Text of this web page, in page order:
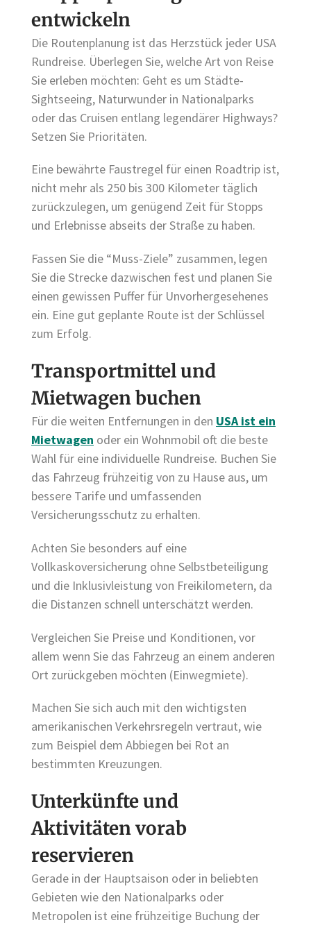
entwickeln
Die Routenplanung ist das Herzstück jeder USA
Rundreise. Überlegen Sie, welche Art von Reise
Sie erleben möchten: Geht es um Städte-
Sightseeing, Naturwunder in Nationalparks
oder das Cruisen entlang legendärer Highways?
Setzen Sie Prioritäten.
Eine bewährte Faustregel für einen Roadtrip ist,
nicht mehr als 250 bis 300 Kilometer täglich
zurückzulegen, um genügend Zeit für Stopps
und Erlebnisse abseits der Straße zu haben.
Fassen Sie die “Muss-Ziele” zusammen, legen
Sie die Strecke dazwischen fest und planen Sie
einen gewissen Puffer für Unvorhergesehenes
ein. Eine gut geplante Route ist der Schlüssel
zum Erfolg.
Transportmittel und
Mietwagen buchen
Für die weiten Entfernungen in den USA ist ein
Mietwagen oder ein Wohnmobil oft die beste
Wahl für eine individuelle Rundreise. Buchen Sie
das Fahrzeug frühzeitig von zu Hause aus, um
bessere Tarife und umfassenden
Versicherungsschutz zu erhalten.
Achten Sie besonders auf eine
Vollkaskoversicherung ohne Selbstbeteiligung
und die Inklusivleistung von Freikilometern, da
die Distanzen schnell unterschätzt werden.
Vergleichen Sie Preise und Konditionen, vor
allem wenn Sie das Fahrzeug an einem anderen
Ort zurückgeben möchten (Einwegmiete).
Machen Sie sich auch mit den wichtigsten
amerikanischen Verkehrsregeln vertraut, wie
zum Beispiel dem Abbiegen bei Rot an
bestimmten Kreuzungen.
Unterkünfte und
Aktivitäten vorab
reservieren
Gerade in der Hauptsaison oder in beliebten
Gebieten wie den Nationalparks oder
Metropolen ist eine frühzeitige Buchung der